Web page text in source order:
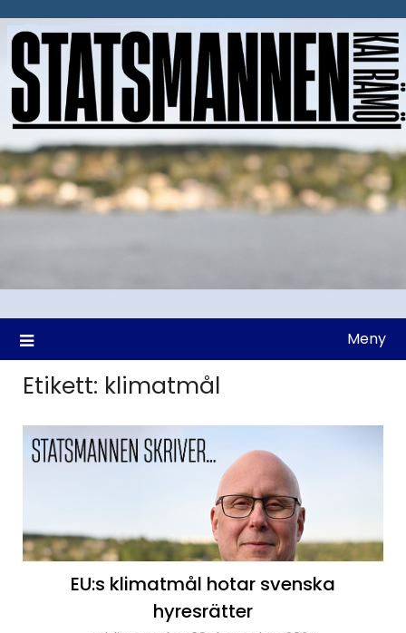
till
Meny
Etikett: klimatmål
EU:s klimatmål hotar svenska
hyresrätter